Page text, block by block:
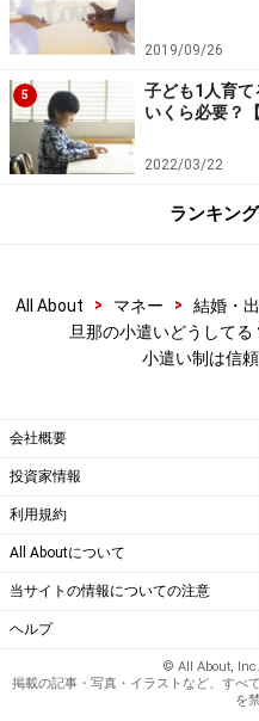
2019/09/26
5
子ども1人育
いくら必要？
2022/03/22
ランキン
All About > マネー > 結婚・
旦那の小遣いどうして
小遣い制は信
会社概要
投資家情報
利用規約
All Aboutについて
当サイトの情報についての注意
ヘルプ
© All About,
掲載の記事・写真・イラストなど、すべ
を